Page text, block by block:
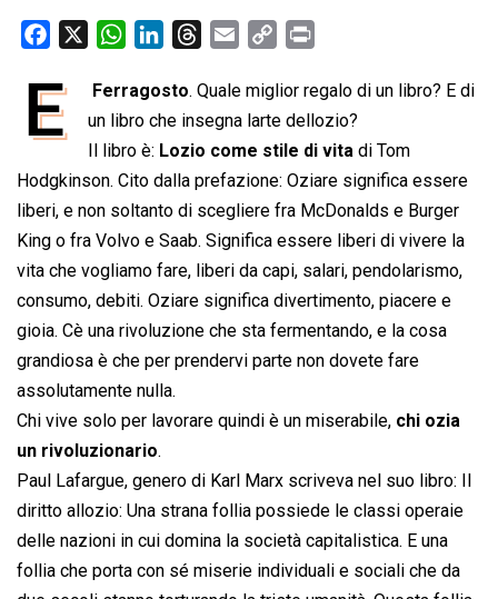
c
e
o
o
k
W
a
t
s
A
p
p
n
k
e
d
I
n
r
e
a
d
s
a
i
l
p
y
L
i
n
k
i
n
t
E Ferragosto. Quale miglior regalo di un libro? E di
un libro che insegna larte dellozio?
Il libro è: Lozio come stile di vita  di Tom
Hodgkinson. Cito dalla prefazione: Oziare significa essere
liberi, e non soltanto di scegliere fra McDonalds e Burger
King o fra Volvo e Saab. Significa essere liberi di vivere la
vita che vogliamo fare, liberi da capi, salari, pendolarismo,
consumo, debiti. Oziare significa divertimento, piacere e
gioia. Cè una rivoluzione che sta fermentando, e la cosa
grandiosa è che per prendervi parte non dovete fare
assolutamente nulla.
Chi vive solo per lavorare quindi è un miserabile, chi ozia
un rivoluzionario.
Paul Lafargue, genero di Karl Marx scriveva nel suo libro: Il
diritto allozio: Una strana follia possiede le classi operaie
delle nazioni in cui domina la società capitalistica. E una
follia che porta con sé miserie individuali e sociali che da